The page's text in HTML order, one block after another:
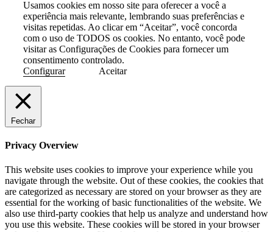
Usamos cookies em nosso site para oferecer a você a
experiência mais relevante, lembrando suas preferências e
visitas repetidas. Ao clicar em “Aceitar”, você concorda
com o uso de TODOS os cookies. No entanto, você pode
visitar as Configurações de Cookies para fornecer um
consentimento controlado.
Configurar
Aceitar
Fechar
Privacy Overview
This website uses cookies to improve your experience while you
navigate through the website. Out of these cookies, the cookies that
are categorized as necessary are stored on your browser as they are
essential for the working of basic functionalities of the website. We
also use third-party cookies that help us analyze and understand how
you use this website. These cookies will be stored in your browser